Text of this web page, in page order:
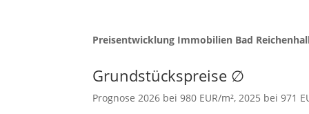
Preisentwicklung Immobilien Bad
Grundstückspreise ∅
Prognose 2026 bei 980 EUR/m², 2025 bei 971